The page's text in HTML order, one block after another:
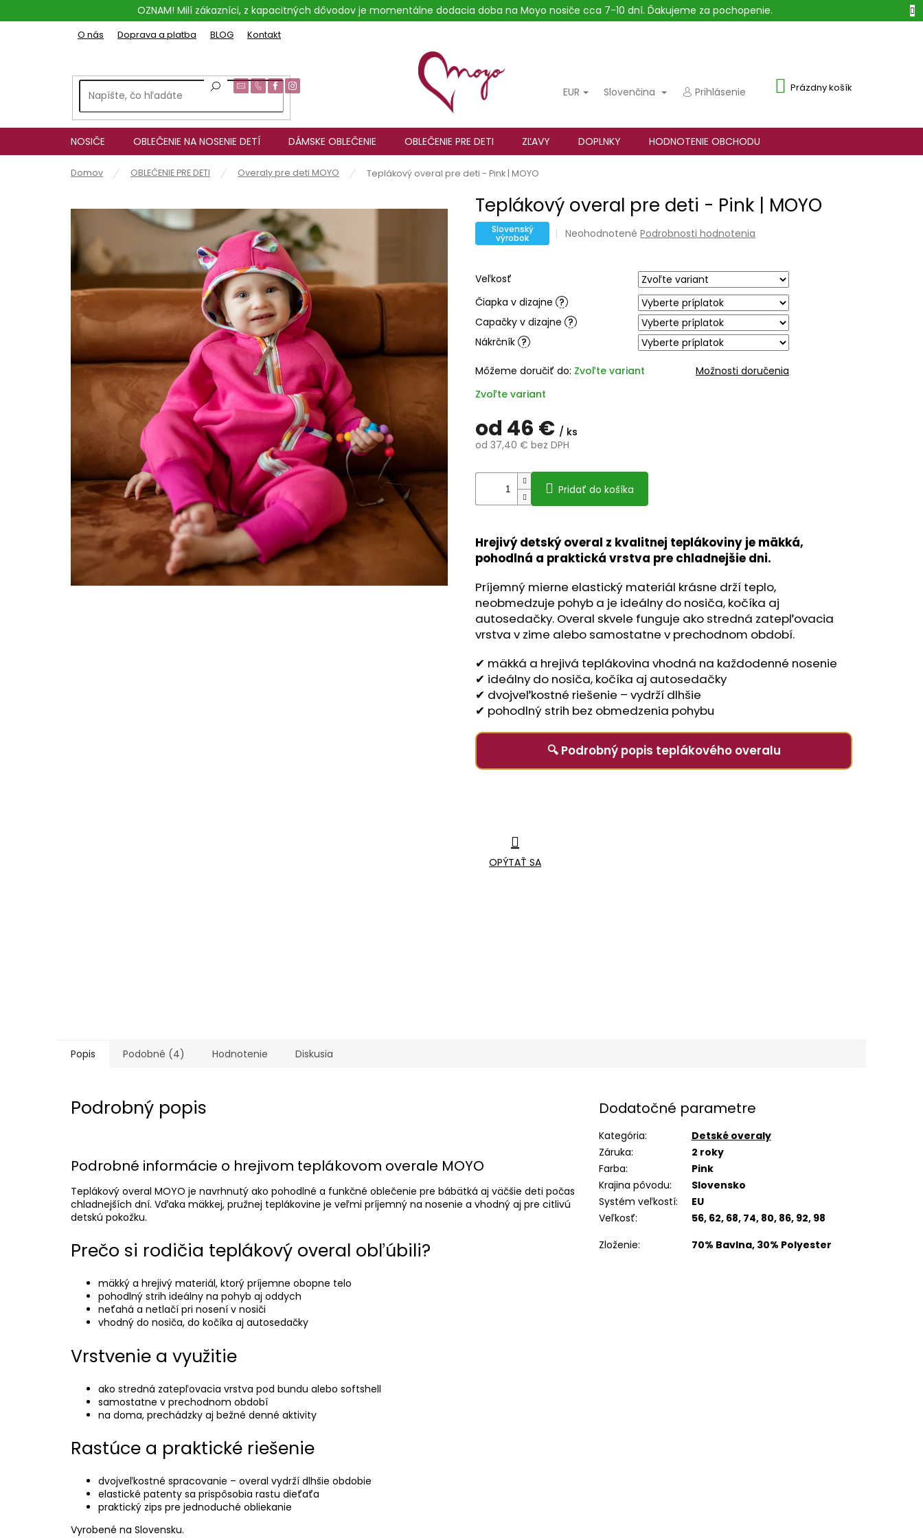
na
OZNAM! Milí zákazníci, z kapacitných dôvodov je momentálne dodacia doba na Moyo nosiče cca 7-10 dní. Ďakujeme za pochopenie.
O nás Doprava a platba BLOG Kontakt
EUR Slovenčina Prihlásenie
NÁKUPNÝ
Prázdny košík
NOSIČE OBLEČENIE NA NOSENIE DETÍ DÁMSKE OBLEČENIE OBLEČENIE PRE DETI ZĽAVY DOPLNKY HODNOTENIE OBCHODU
Domov OBLEČENIE PRE DETI Overaly pre deti MOYO Teplákový overal pre deti - Pink | MOYO
Teplákový overal pre deti - Pink | MOYO
Slovenský
výrobok
Priemerné
z
5
hviezdičiek.
Neohodnotené Podrobnosti hodnotenia
od 46 € / ks
od 37,40 € bez DPH
cena:
Zvoľte variant
Veľkosť
Čiapka v dizajne ?
Capačky v dizajne ?
Nákrčník ?
Môžeme doručiť do: Zvoľte variant Možnosti doručenia
Pridať do košíka
Hrejivý detský overal z kvalitnej teplákoviny je mäkká,
pohodlná a praktická vrstva pre chladnejšie dni.
Príjemný mierne elastický materiál krásne drží teplo,
neobmedzuje pohyb a je ideálny do nosiča, kočíka aj
autosedačky. Overal skvele funguje ako stredná zatepľovacia
vrstva v zime alebo samostatne v prechodnom období.
✔ mäkká a hrejivá teplákovina vhodná na každodenné nosenie
✔ ideálny do nosiča, kočíka aj autosedačky
✔ dvojveľkostné riešenie – vydrží dlhšie
✔ pohodlný strih bez obmedzenia pohybu
🔍 Podrobný popis teplákového overalu
OPÝTAŤ SA
Popis Podobné (4) Hodnotenie Diskusia
Podrobný popis
Podrobné informácie o hrejivom teplákovom overale MOYO
Teplákový overal MOYO je navrhnutý ako pohodlné a funkčné oblečenie pre bábätká aj väčšie deti počas
chladnejších dní. Vďaka mäkkej, pružnej teplákovine je veľmi príjemný na nosenie a vhodný aj pre citlivú
detskú pokožku.
Prečo si rodičia teplákový overal obľúbili?
mäkký a hrejivý materiál, ktorý príjemne obopne telo
pohodlný strih ideálny na pohyb aj oddych
neťahá a netlačí pri nosení v nosiči
vhodný do nosiča, do kočíka aj autosedačky
Vrstvenie a využitie
ako stredná zatepľovacia vrstva pod bundu alebo softshell
samostatne v prechodnom období
na doma, prechádzky aj bežné denné aktivity
Rastúce a praktické riešenie
dvojveľkostné spracovanie – overal vydrží dlhšie obdobie
elastické patenty sa prispôsobia rastu dieťaťa
praktický zips pre jednoduché obliekanie
Vyrobené na Slovensku.
Dodatočné parametre
Kategória:
Detské overaly
Záruka:
2 roky
Farba:
Pink
Krajina pôvodu:
Slovensko
Systém veľkostí:
EU
Veľkosť:
56, 62, 68, 74, 80, 86, 92, 98
Zloženie: 70% Bavlna, 30% Polyester